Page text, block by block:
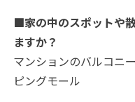
■家の中のスポットや
ますか？
マンションのバルコニ
ピングモール